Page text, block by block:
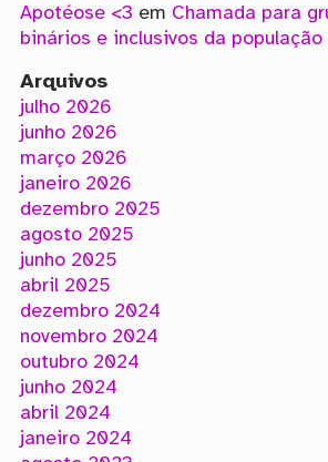
Apotéose <3 em Chamada para
binários e inclusivos da
Arquivos
julho 2026
junho 2026
março 2026
janeiro 2026
dezembro 2025
agosto 2025
junho 2025
abril 2025
dezembro 2024
novembro 2024
outubro 2024
junho 2024
abril 2024
janeiro 2024